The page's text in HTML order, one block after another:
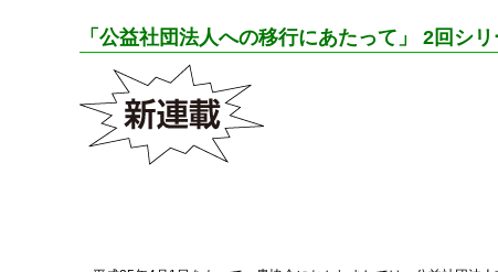
「公益社団法人への移行にあたって」 2回シリ